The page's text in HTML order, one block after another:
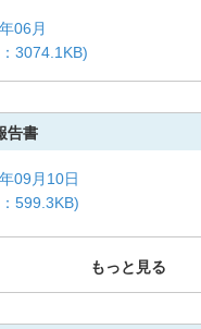
06月
3074.1KB)
告書
09月10日
599.3KB)
もっと見る